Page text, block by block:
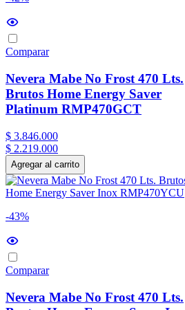
127 V
Comparar
Nevera Mabe No Frost 470 Lts.
Brutos Home Energy Saver
Platinum RMP470GCT
$ 3.846.000
$ 2.219.000
Agregar al carrito
-43%
Comparar
Nevera Mabe No Frost 470 Lts.